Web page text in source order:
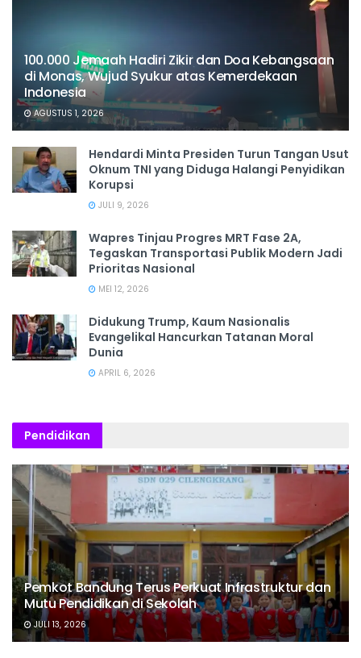
100.000 Jemaah Hadiri Zikir dan Doa Kebangsaan
di Monas, Wujud Syukur atas Kemerdekaan
Indonesia
AGUSTUS 1, 2026
Hendardi Minta Presiden Turun Tangan Usut
Oknum TNI yang Diduga Halangi Penyidikan
Korupsi
JULI 9, 2026
Wapres Tinjau Progres MRT Fase 2A,
Tegaskan Transportasi Publik Modern Jadi
Prioritas Nasional
MEI 12, 2026
Didukung Trump, Kaum Nasionalis
Evangelikal Hancurkan Tatanan Moral
Dunia
APRIL 6, 2026
Pendidikan
Pemkot Bandung Terus Perkuat Infrastruktur dan
Mutu Pendidikan di Sekolah
JULI 13, 2026